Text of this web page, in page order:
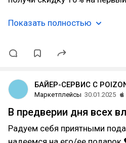
Показать полностью
БАЙЕР-СЕРВИС С
Маркетплейсы 30.01.2025
В предверии дня всех
Радуем себя приятными